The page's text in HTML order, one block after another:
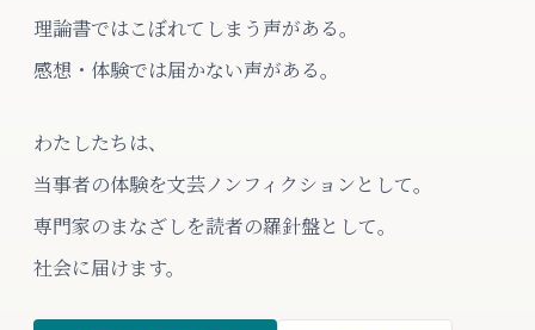
理論書ではこぼれてしまう声がある。
感想・体験では届かない声がある。
わたしたちは、
当事者の体験を文芸ノンフィクションとして。
専門家のまなざしを読者の羅針盤として。
社会に届けます。